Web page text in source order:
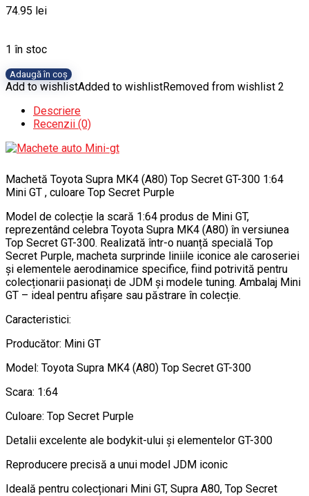
74.95 lei
1 în stoc
Cantitate
Machetă
Supra
MK4
Top
GT-
300
Mini
GT
Adaugă în coș
Add to wishlistAdded to wishlistRemoved from wishlist 2
Descriere
Recenzii (0)
Machetă Toyota Supra MK4 (A80) Top Secret GT-300 1:64
Mini GT , culoare Top Secret Purple
Model de colecție la scară 1:64 produs de Mini GT,
reprezentând celebra Toyota Supra MK4 (A80) în versiunea
Top Secret GT-300. Realizată într-o nuanță specială Top
Secret Purple, macheta surprinde liniile iconice ale caroseriei
și elementele aerodinamice specifice, fiind potrivită pentru
colecționarii pasionați de JDM și modele tuning. Ambalaj Mini
GT – ideal pentru afișare sau păstrare în colecție.
Caracteristici:
Producător: Mini GT
Model: Toyota Supra MK4 (A80) Top Secret GT-300
Scara: 1:64
Culoare: Top Secret Purple
Detalii excelente ale bodykit-ului și elementelor GT-300
Reproducere precisă a unui model JDM iconic
Ideală pentru colecționari Mini GT, Supra A80, Top Secret